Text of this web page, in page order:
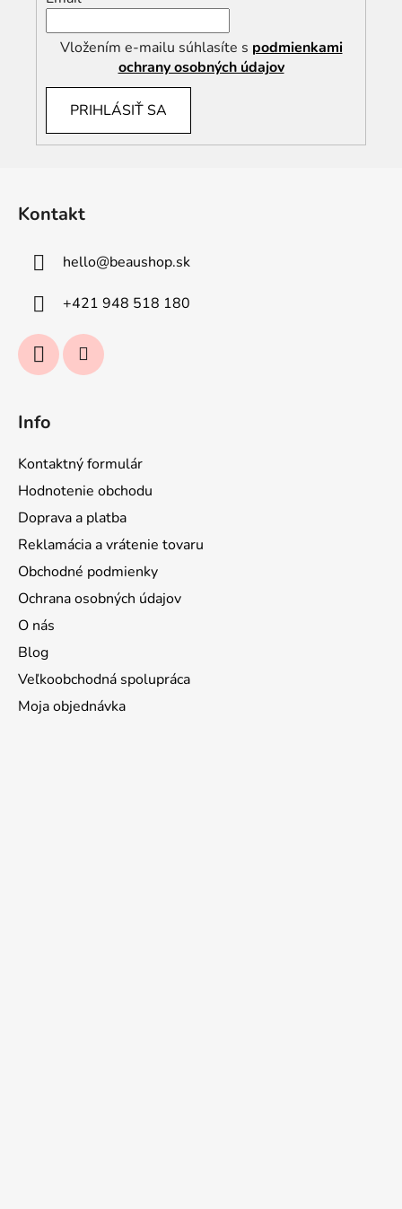
Vložením e-mailu súhlasíte s podmienkami
ochrany osobných údajov
PRIHLÁSIŤ SA
Kontakt
hello@beaushop.sk
+421 948 518 180
Info
Kontaktný formulár
Hodnotenie obchodu
Doprava a platba
Reklamácia a vrátenie tovaru
Obchodné podmienky
Ochrana osobných údajov
O nás
Blog
Veľkoobchodná spolupráca
Moja objednávka